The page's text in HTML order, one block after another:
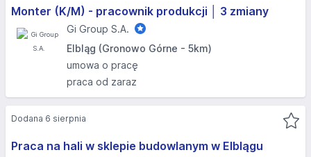
Monter (K/M) - pracownik produkcji │ 3 zmiany
Gi Group S.A.
Elbląg (Gronowo Górne - 5km)
umowa o pracę
praca od zaraz
Praca na hali w sklepie budowlanym w Elblągu
Dodana 6 sierpnia